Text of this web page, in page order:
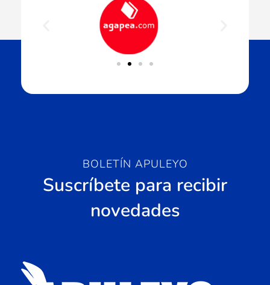
BOLETÍN APULEYO
Suscríbete para recibir
novedades